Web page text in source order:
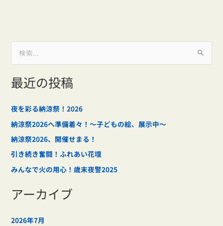
索
対
:
最近の投稿
夜を彩る納涼祭！2026
納涼祭2026へ準備着々！～子どもの絵、展示中～
納涼祭2026、開催せまる！
引き続き奮闘！ふれあい花壇
みんなで火の用心！歳末夜警2025
アーカイブ
2026年7月